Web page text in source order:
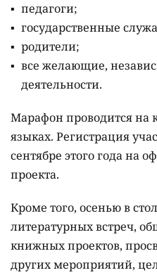
педагоги;
государственные
родители;
все желающие,
деятельности.
Марафон проводится на
языках. Регистрация
сентябре этого года на
проекта.
Кроме того, осенью в
литературных встреч,
книжных проектов,
других мероприятий,